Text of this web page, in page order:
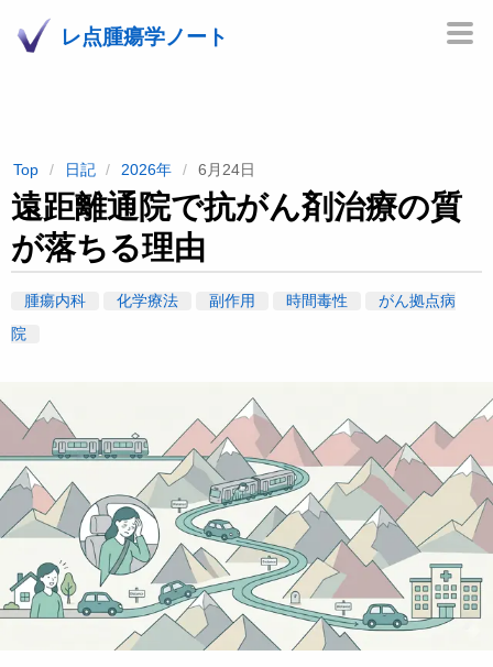
レ点腫瘍学ノート
Top 日記 2026年 6月24日
遠距離通院で抗がん剤治療の質
が落ちる理由
腫瘍内科 化学療法 副作用 時間毒性
がん拠点病
院